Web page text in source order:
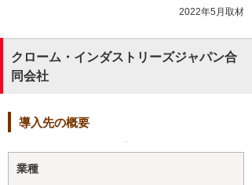
2022年5月取材
クローム・インダストリーズジャパン合
同会社
導入先の概要
業種